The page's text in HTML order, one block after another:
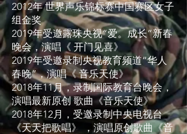
2012年 世界声乐锦标赛中国赛区女子
组金奖
2019年受邀露珠央视“爱。成长”新春
晚会，演唱《 开门见喜》
2019年受邀录制央视教育频道“华人
春晚”，演唱《 音乐天使》
2018年11月，录制国际教育台晚会，
演唱最新原创 歌曲《音乐天使》
2018年12月，受邀录制中央电视台
《天天把歌唱》 ，演唱原创歌曲《音